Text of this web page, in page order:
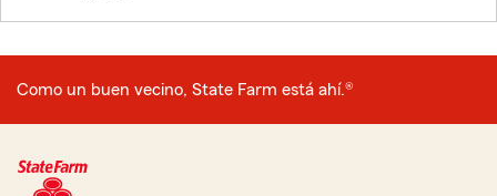
Como un buen vecino, State Farm está ahí.®